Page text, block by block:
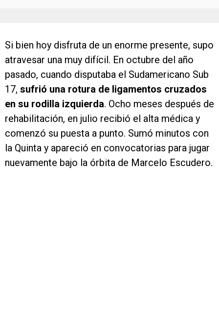
Si bien hoy disfruta de un enorme presente, supo
atravesar una muy difícil. En octubre del año
pasado, cuando disputaba el Sudamericano Sub
17, sufrió una rotura de ligamentos cruzados
en su rodilla izquierda. Ocho meses después de
rehabilitación, en julio recibió el alta médica y
comenzó su puesta a punto. Sumó minutos con
la Quinta y apareció en convocatorias para jugar
nuevamente bajo la órbita de Marcelo Escudero.